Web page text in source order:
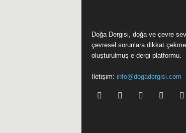
Doğa Dergisi, doğa ve çevre
çevresel sorunlara dikkat
oluşturulmuş e-dergi platformu.
İletişim: info@dogadergisi.com